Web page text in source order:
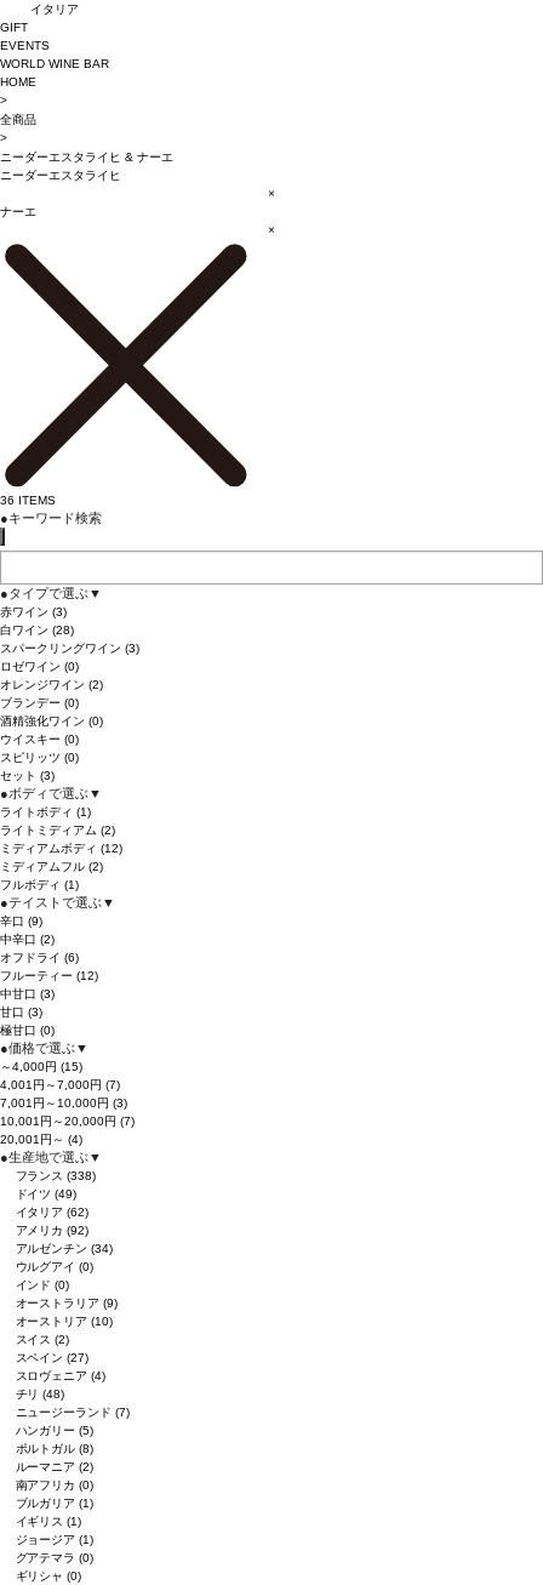
イタリア
GIFT
EVENTS
WORLD WINE BAR
HOME
>
全商品
>
ニーダーエスタライヒ & ナーエ
ニーダーエスタライヒ
×
ナーエ
×
36 ITEMS
●キーワード検索
●タイプで選ぶ▼
赤ワイン (3)
白ワイン (28)
スパークリングワイン (3)
ロゼワイン (0)
オレンジワイン (2)
ブランデー (0)
酒精強化ワイン (0)
ウイスキー (0)
スピリッツ (0)
セット (3)
●ボディで選ぶ▼
ライトボディ (1)
ライトミディアム (2)
ミディアムボディ (12)
ミディアムフル (2)
フルボディ (1)
●テイストで選ぶ▼
辛口 (9)
中辛口 (2)
オフドライ (6)
フルーティー (12)
中甘口 (3)
甘口 (3)
極甘口 (0)
●価格で選ぶ▼
～4,000円 (15)
4,001円～7,000円 (7)
7,001円～10,000円 (3)
10,001円～20,000円 (7)
20,001円～ (4)
●生産地で選ぶ▼
フランス(338)
ドイツ(49)
イタリア(62)
アメリカ(92)
アルゼンチン(34)
ウルグアイ(0)
インド(0)
オーストラリア(9)
オーストリア(10)
スイス(2)
スペイン(27)
スロヴェニア(4)
チリ(48)
ニュージーランド(7)
ハンガリー(5)
ポルトガル(8)
ルーマニア(2)
南アフリカ(0)
ブルガリア(1)
イギリス(1)
ジョージア(1)
グアテマラ(0)
ギリシャ(0)